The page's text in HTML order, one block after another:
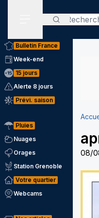
Rechercher
Bulletin France
Week-end
15 jours
Alerte 8 jours
Prévi. saison
Pluies
Nuages
Orages
Station Grenoble
Votre quartier
Webcams
08/